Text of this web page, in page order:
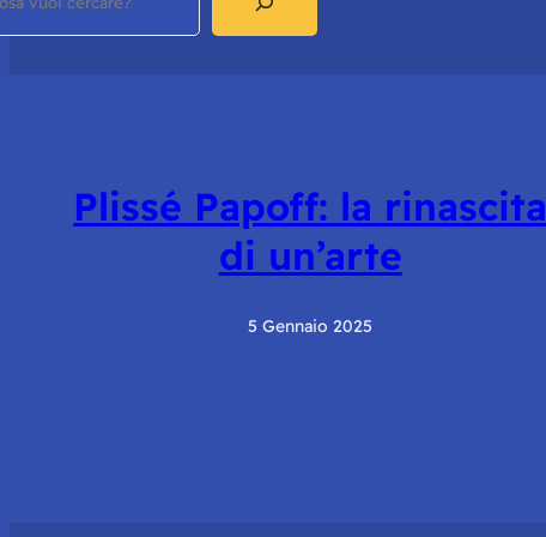
Plissé Papoff: la rinascita
di un’arte
5 Gennaio 2025